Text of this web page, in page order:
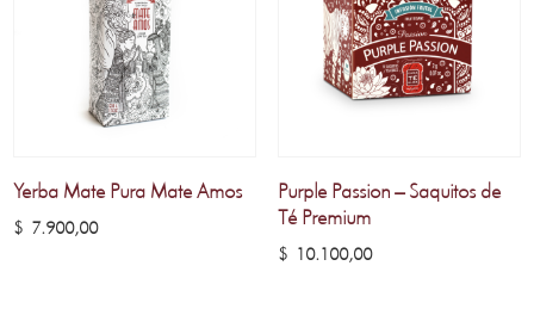
Yerba Mate Pura Mate Amos
$ 7.900,00
Purple Passion – Saquitos de
Té Premium
$10.100,00